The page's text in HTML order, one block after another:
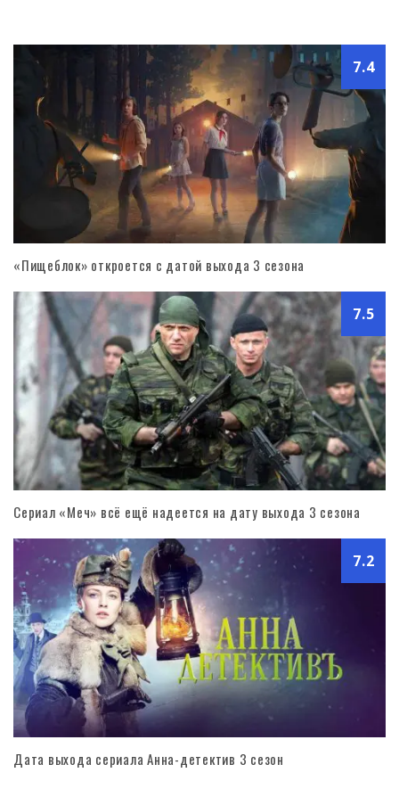
7.4
«Пищеблок» откроется с датой выхода 3 сезона
7.5
Сериал «Меч» всё ещё надеется на дату выхода 3 сезона
7.2
Дата выхода сериала Анна-детектив 3 сезон